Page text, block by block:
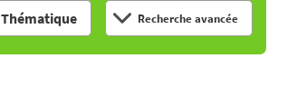
Thématique Recherche avancée